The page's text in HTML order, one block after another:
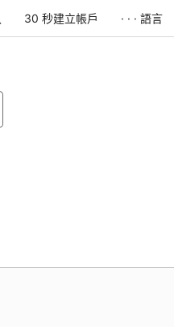
30 秒建立帳戶 · · · 語言